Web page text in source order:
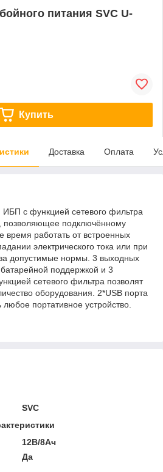
питания SVC U-
Купить
Доставка Оплата
с функцией сетевого фильтра
позволяющее подключённому
время работать от встроенных
электрического тока или при
допустимые нормы. 3 выходных
поддержкой и 3
сетевого фильтра позволят
оборудования. 2*USB порта
портативное устройство.
SVC
12В/8Ач
Да